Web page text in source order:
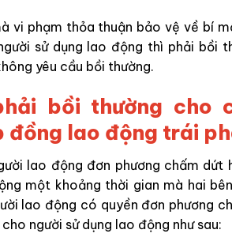
vi phạm thỏa thuận bảo vệ về bí
sử dụng lao động thì phải bồi
yêu cầu bồi thường.
bồi thường cho
đồng lao động trái
lao động đơn phương chấm dứt
một khoảng thời gian mà hai
lao động có quyền đơn phương
người sử dụng lao động như sau: